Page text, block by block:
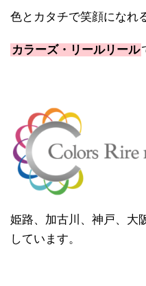
色とカタチで笑顔になれ
カラーズ・リールリール
姫路、加古川、神戸、大
しています。